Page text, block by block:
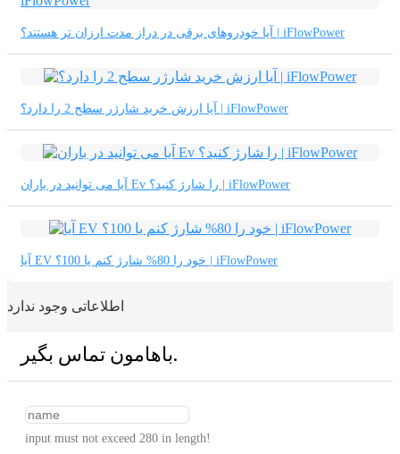
नेपाली
آیا خودروهای برقی در دراز مدت ارزان تر هستند؟ | iFlowPower
آیا ارزش خرید شارژر سطح 2 را دارد؟ | iFlowPower
آیا می توانید در باران Ev را شارژ کنید؟ | iFlowPower
آیا EV خود را 80% شارژ کنم یا 100؟ | iFlowPower
اطلاعاتی وجود ندارد
باهامون تماس بگير.
input must not exceed 280 in length!